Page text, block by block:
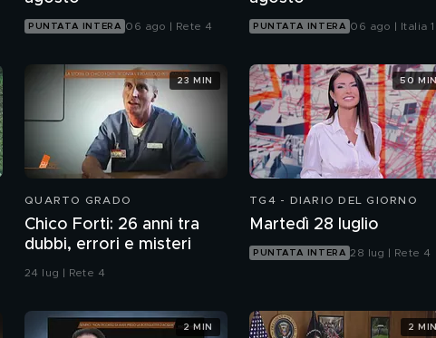
PUNTATA INTERA 06 ago | Rete 4 PUNTATA INTERA 06 ago | Italia 1
QUARTO GRADO
Chico Forti: 26 anni tra
dubbi, errori e misteri
24 lug | Rete 4
23 MIN
TG4 - DIARIO DEL GIORNO
Martedì 28 luglio
PUNTATA INTERA 28 lug | Rete 4
50 MIN
2 MIN 2 MIN